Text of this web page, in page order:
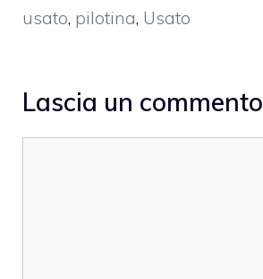
usato, pilotina, Usato
Lascia un commento